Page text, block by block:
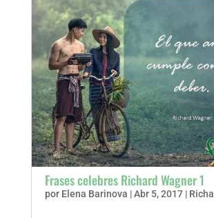
Frases celebres Richard Wagner 1
por Elena Barinova |Abr 5, 2017|